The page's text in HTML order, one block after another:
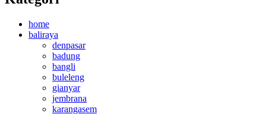
home
baliraya
denpasar
badung
bangli
buleleng
gianyar
jembrana
karangasem